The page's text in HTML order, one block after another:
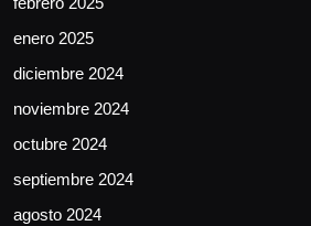
enero 2025
diciembre 2024
noviembre 2024
octubre 2024
septiembre 2024
agosto 2024